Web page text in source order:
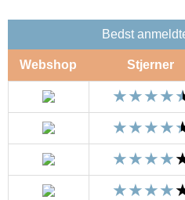
Bedst
Webshop Stjerner